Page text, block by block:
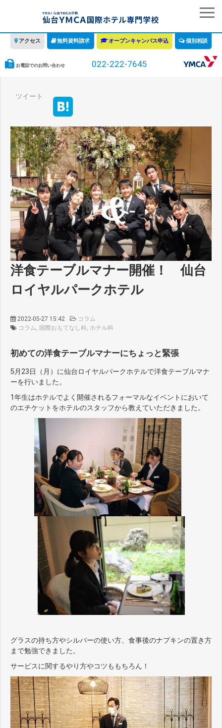
アクセス 無料資料請求 オープンキャンパス申込 個別相談
お電話でのお問い合わせ 022-222-7645
みなさまへ
情報公開
募集要項・学費・入学ガイド
ツイート
洋食テーブルマナー開催！ 仙台
ロイヤルパークホテル
2022-05-27 15:42
コラム
コラム
国際おもてなし科 ホテル科
初めての洋食テーブルマナーにちょっと緊張
5月23日（月）に仙台ロイヤルパークホテルで洋食テーブルマナ
ーを行いました。
1年生はホテルでよく開催されるフォーマルなイベントにおいて
のエチケットをホテルのスタッフから教えていただきました。
グラスの持ち方やシルバーの使い方、食事後のナプキンの置き方
まで勉強できました。
サービスに関するやり方やコツももちろん！